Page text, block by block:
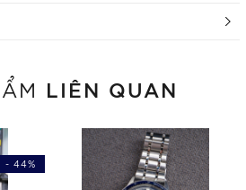
LIÊN QUAN
- 44%